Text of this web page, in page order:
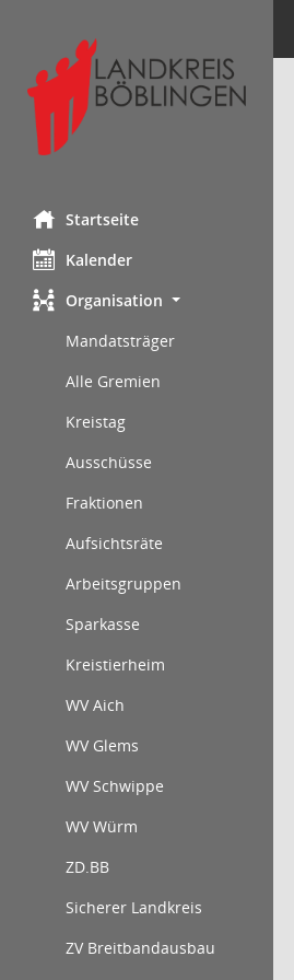
Startseite
Kalender
Organisation
Mandatsträger
Alle Gremien
Kreistag
Ausschüsse
Fraktionen
Aufsichtsräte
Arbeitsgruppen
Sparkasse
Kreistierheim
WV Aich
WV Glems
WV Schwippe
WV Würm
ZD.BB
Sicherer Landkreis
ZV Breitbandausbau